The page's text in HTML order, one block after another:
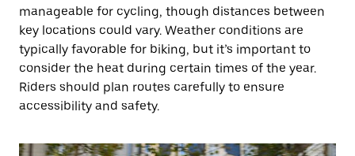
manageable for cycling, though distances between
key locations could vary. Weather conditions are
typically favorable for biking, but it’s important to
consider the heat during certain times of the year.
Riders should plan routes carefully to ensure
accessibility and safety.